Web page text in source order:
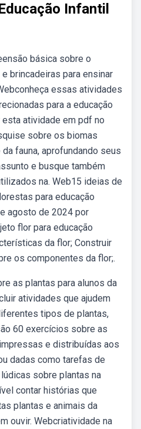
Infantil
básica sobre o
brincadeiras para ensinar
essas atividades
para a educação
atividade em pdf no
sobre os biomas
fauna, aprofundando seus
e busque também
na. Web15 ideias de
para educação
agosto de 2024 por
flor para educação
da flor; Construir
os componentes da flor;.
as plantas para alunos da
atividades que ajudem
tipos de plantas,
60 exercícios sobre as
e distribuídas aos
dadas como tarefas de
sobre plantas na
contar histórias que
plantas e animais da
ouvir. Webcriatividade na